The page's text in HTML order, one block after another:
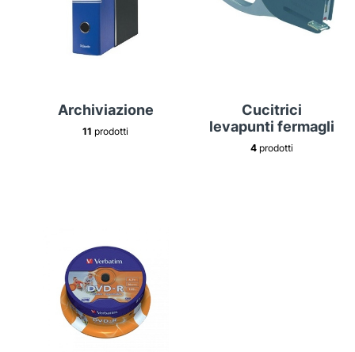
Archiviazione
11 prodotti
Cucitrici
levapunti fermagli
4 prodotti